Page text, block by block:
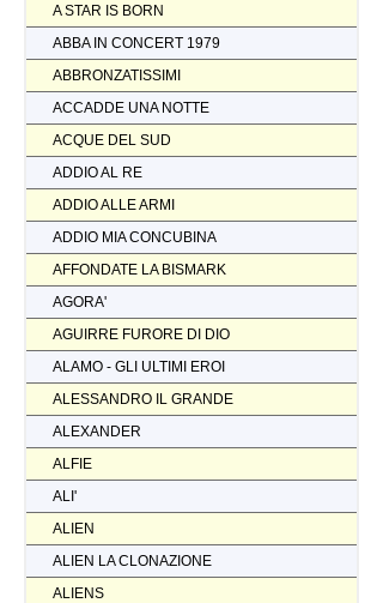
A STAR IS BORN
ABBA IN CONCERT 1979
ABBRONZATISSIMI
ACCADDE UNA NOTTE
ACQUE DEL SUD
ADDIO AL RE
ADDIO ALLE ARMI
ADDIO MIA CONCUBINA
AFFONDATE LA BISMARK
AGORA'
AGUIRRE FURORE DI DIO
ALAMO - GLI ULTIMI EROI
ALESSANDRO IL GRANDE
ALEXANDER
ALFIE
ALI'
ALIEN
ALIEN LA CLONAZIONE
ALIENS